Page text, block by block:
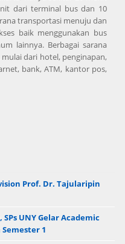
dari terminal bus dan 10
transportasi menuju dan
baik menggunakan bus
lainnya. Berbagai sarana
dari hotel, penginapan,
bank, ATM, kantor pos,
Prof. Dr. Tajularipin
UNY Gelar Academic
1